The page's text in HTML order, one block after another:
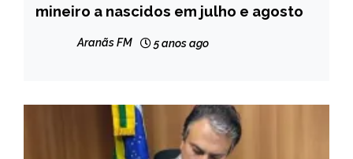
GERAIS
NOTÍCIAS
mineiro a nascidos em julho e agosto
Aranãs FM 5 anos ago